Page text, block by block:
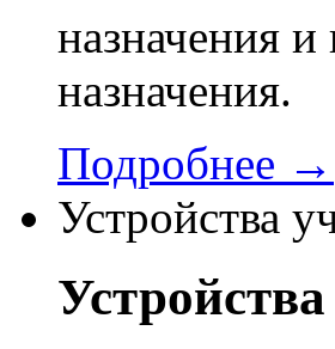
назначения
назначения.
Подробнее →
Устройства